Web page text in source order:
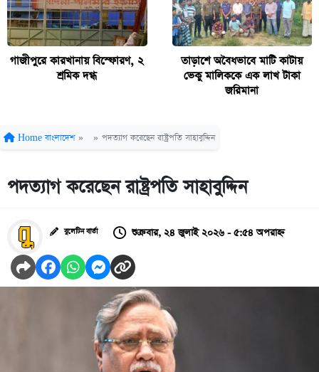
গাজীপুরে কারখানায় বিস্ফোরণ, ২
শ্রমিক দগ্ধ
তাড়াশে অবৈধভাবে মাটি কাটায়
ভেকু মালিককে এক লাখ টাকা
জরিমানা
Home বাংলাদেশ » » পদত্যাগ করেছেন রাষ্ট্রপতি সাহাবুদ্দিন
পদত্যাগ করেছেন রাষ্ট্রপতি সাহাবুদ্দিন
বুলেটিন বার্তা শুক্রবার, ২৪ জুলাই ২০২৬ - ৫:৫৪ অপরাহ্ন